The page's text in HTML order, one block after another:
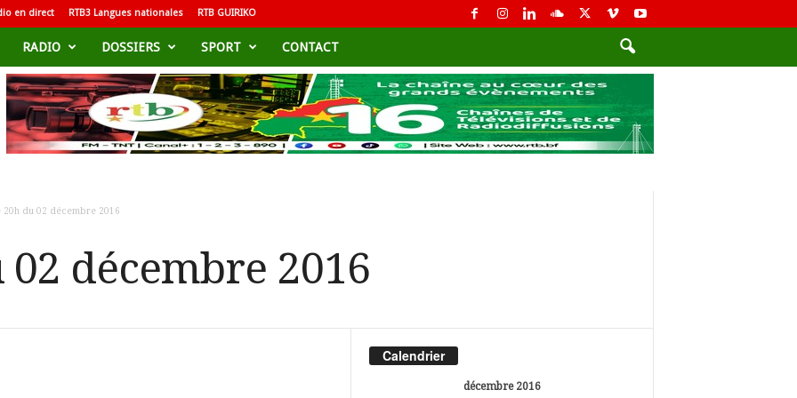
en direct RTB3 Langues nationales RTB GUIRIKO
RADIO DOSSIERS SPORT CONTACT
20h du 02 décembre 2016
02 décembre 2016
Calendrier
décembre 2016